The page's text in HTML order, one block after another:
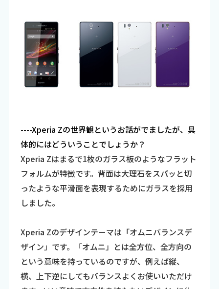
----Xperia Zの世界観というお話がでましたが、具
体的にはどういうことでしょうか？
Xperia Zはまるで1枚のガラス板のようなフラット
フォルムが特徴です。背面は大理石をスパッと切
ったような平滑面を表現するためにガラスを採用
しました。
Xperia Zのデザインテーマは「オムニバランスデ
ザイン」です。「オムニ」とは全方位、全方向の
という意味を持っているのですが、例えば縦、
横、上下逆にしてもバランスよくお使いいただけ